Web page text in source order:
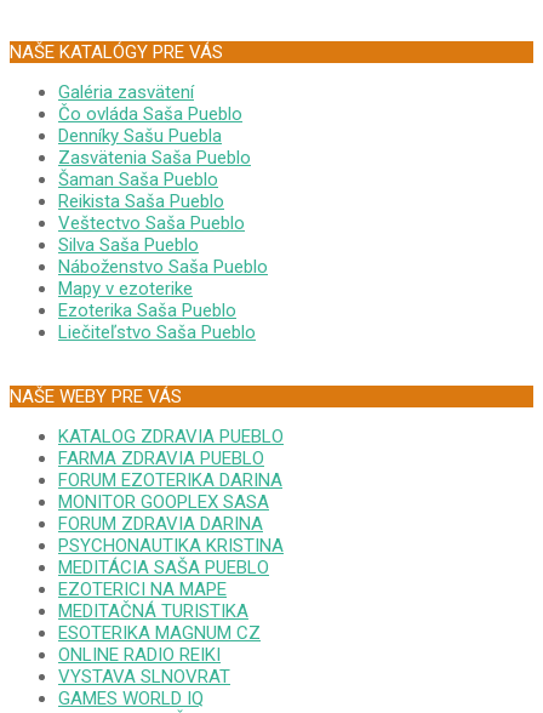
NAŠE KATALÓGY PRE VÁS
Galéria zasvätení
Čo ovláda Saša Pueblo
Denníky Sašu Puebla
Zasvätenia Saša Pueblo
Šaman Saša Pueblo
Reikista Saša Pueblo
Veštectvo Saša Pueblo
Silva Saša Pueblo
Náboženstvo Saša Pueblo
Mapy v ezoterike
Ezoterika Saša Pueblo
Liečiteľstvo Saša Pueblo
NAŠE WEBY PRE VÁS
KATALOG ZDRAVIA PUEBLO
FARMA ZDRAVIA PUEBLO
FORUM EZOTERIKA DARINA
MONITOR GOOPLEX SASA
FORUM ZDRAVIA DARINA
PSYCHONAUTIKA KRISTINA
MEDITÁCIA SAŠA PUEBLO
EZOTERICI NA MAPE
MEDITAČNÁ TURISTIKA
ESOTERIKA MAGNUM CZ
ONLINE RADIO REIKI
VYSTAVA SLNOVRAT
GAMES WORLD IQ